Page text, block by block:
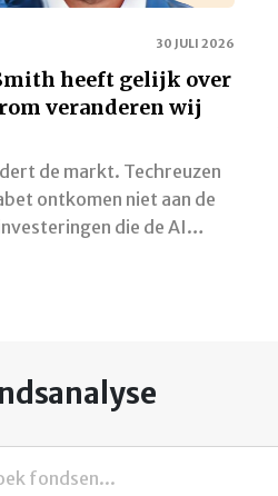
30 JULI 2026
heeft gelijk over
veranderen wij
de markt. Techreuzen
ontkomen niet aan de
die de AI…